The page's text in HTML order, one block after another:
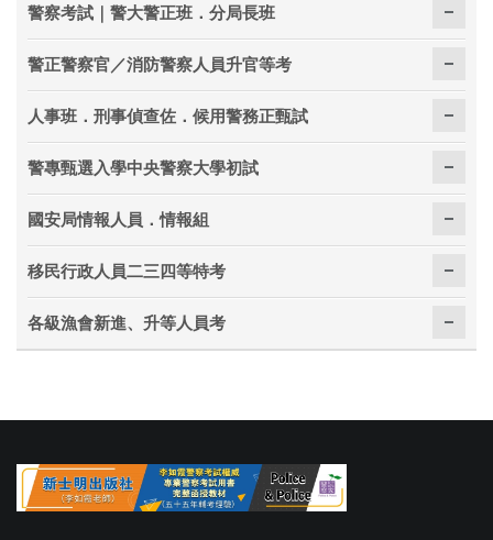
警察考試｜警大警正班．分局長班
警正警察官／消防警察人員升官等考
人事班．刑事偵查佐．候用警務正甄試
警專甄選入學中央警察大學初試
國安局情報人員．情報組
移民行政人員二三四等特考
各級漁會新進、升等人員考